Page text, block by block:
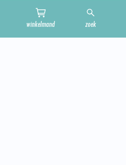
winkelmand zoek
Cultuurclub